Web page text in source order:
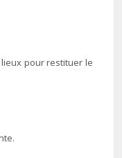
pour restituer le